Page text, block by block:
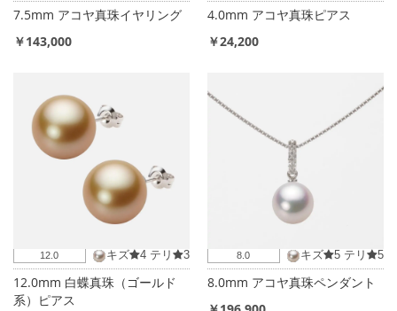
7.5mm アコヤ真珠イヤリング
￥143,000
4.0mm アコヤ真珠ピアス
￥24,200
12.0 キズ 4 テリ 3
12.0mm 白蝶真珠（ゴールド
系）ピアス
8.0 キズ 5 テリ 5
8.0mm アコヤ真珠ペンダント